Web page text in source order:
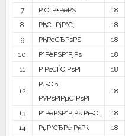
7
Р СѓР±РёРЅ 18
8
РђС…РјР°С‚ 18
9
РђРєСЂРѕРЅ 18
10
Р”РёРЅР°РјРѕ 18
11
Р РѕСЃС‚РѕРІ 18
12
РљСЂ.
РЎРѕРІРµС‚РѕРІ
18
13 Р”РёРЅР°РјРѕ РњС… 18
14
РџР°СЂРё РќРќ 18